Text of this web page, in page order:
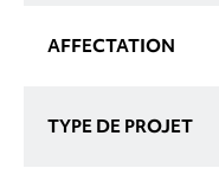
AFFECTATION
TYPE DE PROJET